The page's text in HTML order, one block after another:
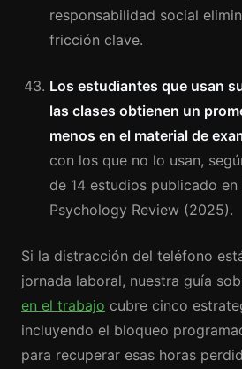
responsabilidad social
fricción clave.
Los estudiantes que usan
las clases obtienen un
menos en el material de
con los que no lo usan,
de 14 estudios publicado en
Psychology Review (2025).
Si la distracción del teléfono
jornada laboral, nuestra guía
en el trabajo cubre cinco
incluyendo el bloqueo
para recuperar esas horas